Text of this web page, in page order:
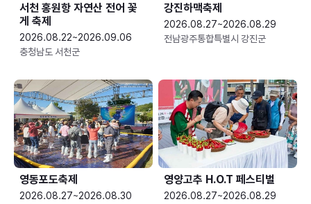
서천 홍원항 자연산 전어 꽃
게 축제
2026.08.22~2026.09.06
충청남도 서천군
강진하맥축제
2026.08.27~2026.08.29
전남광주통합특별시 강진군
영동포도축제
2026.08.27~2026.08.30
영양고추 H.O.T 페스티벌
2026.08.27~2026.08.29